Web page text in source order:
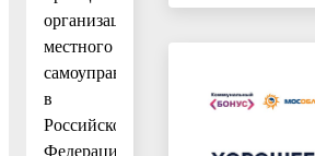
организации
местного
самоуправления
в
Российской
Федерации»,